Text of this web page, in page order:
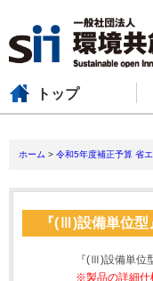
トップ
ホーム > 令和5年度補正予算 省
『(Ⅲ)設備単位
『(Ⅲ)設備単位
※製品の詳細仕